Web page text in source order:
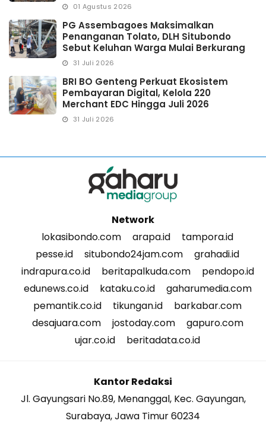
01 Agustus 2026
PG Assembagoes Maksimalkan
Penanganan Tolato, DLH Situbondo
Sebut Keluhan Warga Mulai Berkurang
31 Juli 2026
BRI BO Genteng Perkuat Ekosistem
Pembayaran Digital, Kelola 220
Merchant EDC Hingga Juli 2026
31 Juli 2026
Network
lokasibondo.com
arapa.id
tampora.id
pesse.id
situbondo24jam.com
grahadi.id
indrapura.co.id
beritapalkuda.com
pendopo.id
edunews.co.id
kataku.co.id
gaharumedia.com
pemantik.co.id
tikungan.id
barkabar.com
desajuara.com
jostoday.com
gapuro.com
ujar.co.id
beritadata.co.id
Kantor Redaksi
Jl. Gayungsari No.89, Menanggal, Kec. Gayungan,
Surabaya, Jawa Timur 60234